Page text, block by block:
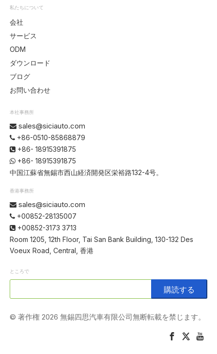
私たちについて
会社
サービス
ODM
ダウンロード
ブログ
お問い合わせ
本社事務所
 sales@siciauto.com
 +86-0510-85868879
 +86- 18915391875
 +86- 18915391875
中国江蘇省無錫市西山経済開発区栄裕路132-4号。
香港事務所
 sales@siciauto.com
 +00852-28135007
 +00852-3173 3713
Room 1205, 12th Floor, Tai San Bank Building, 130-132 Des
Voeux Road, Central, 香港
ところで
購読する
© 著作権 2026 無錫四思汽車有限公司無断転載を禁じます。